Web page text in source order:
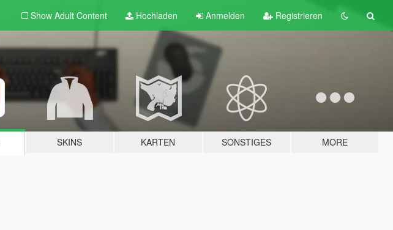
Show Adult Content Hochladen Anmelden Registrieren
SKINS KARTEN SONSTIGES MORE